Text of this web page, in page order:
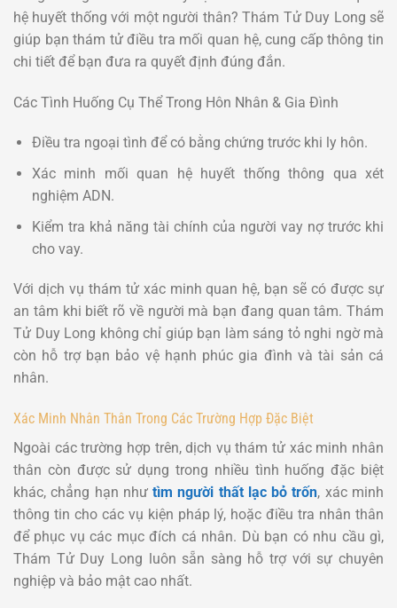
hệ huyết thống với một người thân? Thám Tử Duy Long sẽ
giúp bạn thám tử điều tra mối quan hệ, cung cấp thông tin
chi tiết để bạn đưa ra quyết định đúng đắn.
Các Tình Huống Cụ Thể Trong Hôn Nhân & Gia Đình
Điều tra ngoại tình để có bằng chứng trước khi ly hôn.
Xác minh mối quan hệ huyết thống thông qua xét
nghiệm ADN.
Kiểm tra khả năng tài chính của người vay nợ trước khi
cho vay.
Với dịch vụ thám tử xác minh quan hệ, bạn sẽ có được sự
an tâm khi biết rõ về người mà bạn đang quan tâm. Thám
Tử Duy Long không chỉ giúp bạn làm sáng tỏ nghi ngờ mà
còn hỗ trợ bạn bảo vệ hạnh phúc gia đình và tài sản cá
nhân.
Xác Minh Nhân Thân Trong Các Trường Hợp Đặc Biệt
Ngoài các trường hợp trên, dịch vụ thám tử xác minh nhân
thân còn được sử dụng trong nhiều tình huống đặc biệt
khác, chẳng hạn nhưtìm người thất lạc bỏ trốn, xác minh
thông tin cho các vụ kiện pháp lý, hoặc điều tra nhân thân
để phục vụ các mục đích cá nhân. Dù bạn có nhu cầu gì,
Thám Tử Duy Long luôn sẵn sàng hỗ trợ với sự chuyên
nghiệp và bảo mật cao nhất.